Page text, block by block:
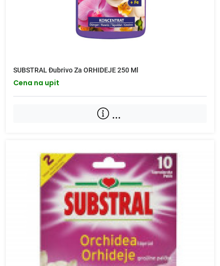
SUBSTRAL Đubrivo Za ORHIDEJE 250 Ml
Cena na upit
...